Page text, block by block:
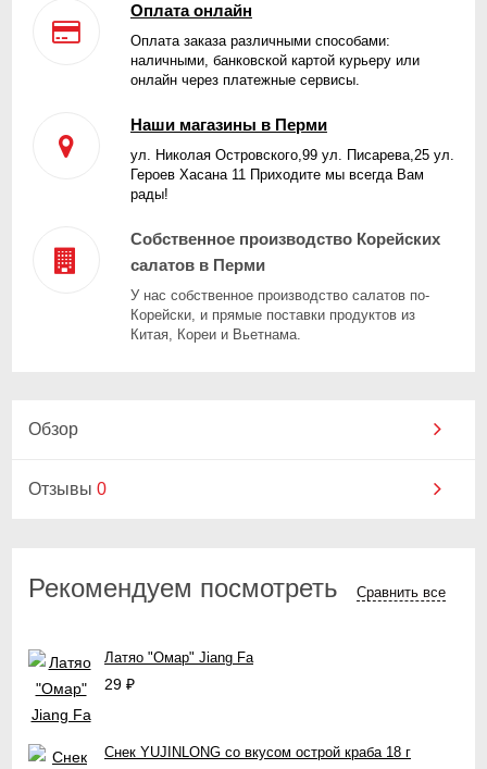
Оплата онлайн
Оплата заказа различными способами:
наличными, банковской картой курьеру или
онлайн через платежные сервисы.
Наши магазины в Перми
ул. Николая Островского,99 ул. Писарева,25 ул.
Героев Хасана 11 Приходите мы всегда Вам
рады!
Собственное производство Корейских
салатов в Перми
У нас собственное производство салатов по-
Корейски, и прямые поставки продуктов из
Китая, Кореи и Вьетнама.
Обзор
Отзывы 0
Рекомендуем посмотреть Сравнить все
Латяо "Омар" Jiang Fa
29 ₽
Снек YUJINLONG со вкусом острой краба 18 г